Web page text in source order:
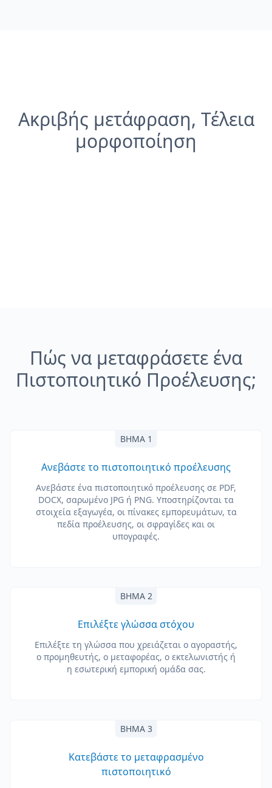
Ακριβής μετάφραση, Τέλεια
μορφοποίηση
Πώς να μεταφράσετε ένα
Πιστοποιητικό Προέλευσης;
ΒΉΜΑ 1
Ανεβάστε το πιστοποιητικό προέλευσης
Ανεβάστε ένα πιστοποιητικό προέλευσης σε PDF,
DOCX, σαρωμένο JPG ή PNG. Υποστηρίζονται τα
στοιχεία εξαγωγέα, οι πίνακες εμπορευμάτων, τα
πεδία προέλευσης, οι σφραγίδες και οι
υπογραφές.
ΒΉΜΑ 2
Επιλέξτε γλώσσα στόχου
Επιλέξτε τη γλώσσα που χρειάζεται ο αγοραστής,
ο προμηθευτής, ο μεταφορέας, ο εκτελωνιστής ή
η εσωτερική εμπορική ομάδα σας.
ΒΉΜΑ 3
Κατεβάστε το μεταφρασμένο
πιστοποιητικό